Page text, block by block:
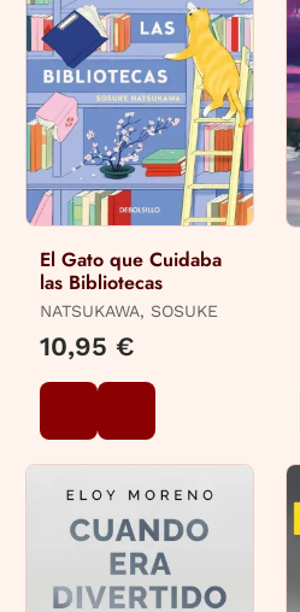
El Gato que Cuidaba
las Bibliotecas
NATSUKAWA, SOSUKE
10,95 €